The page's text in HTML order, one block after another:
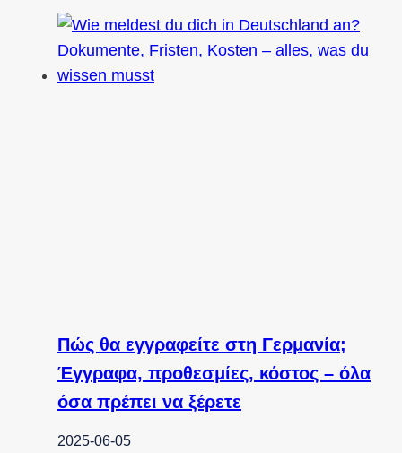
Πώς θα εγγραφείτε στη Γερμανία;
Έγγραφα, προθεσμίες, κόστος – όλα
όσα πρέπει να ξέρετε
2025-06-05